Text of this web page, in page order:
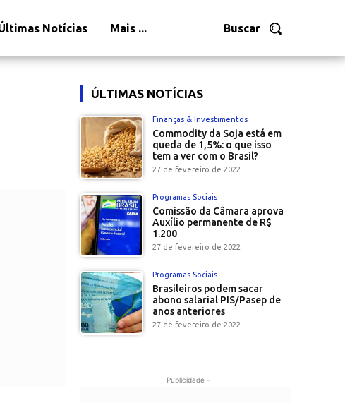
Buscar
Notícias Mais ...
ÚLTIMAS NOTÍCIAS
Finanças & Investimentos
Commodity da Soja está em
queda de 1,5%: o que isso
tem a ver com o Brasil?
27 de fevereiro de 2022
Programas Sociais
Comissão da Câmara aprova
Auxílio permanente de R$
1.200
27 de fevereiro de 2022
Programas Sociais
Brasileiros podem sacar
abono salarial PIS/Pasep de
anos anteriores
27 de fevereiro de 2022
- Publicidade -